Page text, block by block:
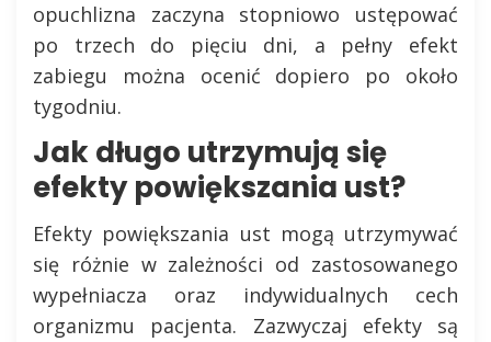
opuchlizna zaczyna stopniowo ustępować
po trzech do pięciu dni, a pełny efekt
zabiegu można ocenić dopiero po około
tygodniu.
Jak długo utrzymują się
efekty powiększania ust?
Efekty powiększania ust mogą utrzymywać
się różnie w zależności od zastosowanego
wypełniacza oraz indywidualnych cech
organizmu pacjenta. Zazwyczaj efekty są